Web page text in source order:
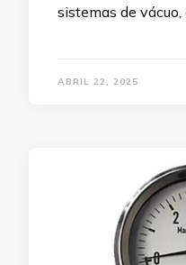
sistemas de vácuo,
ABRIL 22, 2025